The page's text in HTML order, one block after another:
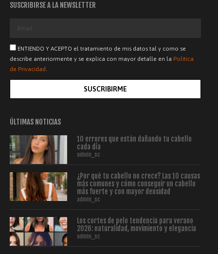
ÚLTIMAS NOTICIAS
10 errores que están dañando tu cabello
cada día
admin_sc
¿Por qué tu cabello no crece? Las 10 causas
más comunes y cómo conseguir un cabello
más fuerte y con mayor densidad
admin_sc
Los cortes de pelo tendencia para verano
2026: naturalidad, movimiento y elegancia
admin_sc
SUSCRIBIRSE A LA NEWSLETTER
ENTIENDO Y ACEPTO el tratamiento de mis datos tal y como se
describe anteriormente y se explica con mayor detalle en la Política
de Privacidad.
SUSCRIBIRME